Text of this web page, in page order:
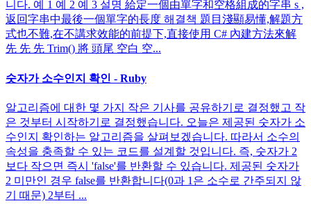
니다. 예 1 예 2 예 3 설명 給定一個由單字和空格組成的字串 s ,
返回字串中最後一個單字的長度 해결책 題目淺顯易懂,解題方
式也不難,在不講求效能的前提下,直接使用 C# 內建方法來解
先 先 先 Trim() 將 頭尾 空白 空...
숫자가 소수인지 확인 - Ruby
알고리즘에 대한 몇 가지 작은 기사를 공유하기로 결정했고 작
은 것부터 시작하기로 결정했습니다. 오늘은 제공된 숫자가 소
수인지 확인하는 알고리즘을 살펴보겠습니다. 따라서 소수의
속성을 충족할 수 있는 코드를 설계할 것입니다. 즉, 숫자가 2
보다 작으면 즉시 'false'를 반환할 수 있습니다. 제공된 숫자가
2 미만인 경우 false를 반환합니다(0과 1은 소수로 간주되지 않
기 때문) 2부터 ...